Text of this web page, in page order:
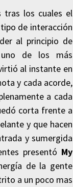
tras los cuales el
de interacción
al principio de
uno de los más
al instante en
y cada acorde,
a cada
corta frente a
y que hacen
y sumergida
presentó My
de la gente
a un poco mas